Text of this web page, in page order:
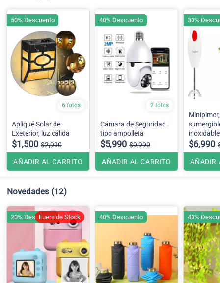
6 fotos
Apliqué Solar de
Exeterior, luz cálida
$1,500 $2,990
AÑADIR AL CARRITO
50% Descuento
2 fotos
Cámara de Seguridad
tipo ampolleta
$5,990 $9,990
AÑADIR AL CARRITO
40% Descuento
$6,990
AÑADIR
30%
Novedades (12)
20% DescuentoFuera de Stock 40% Descuento 43%